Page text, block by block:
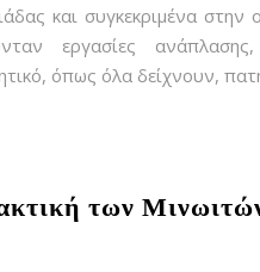
και συγκεκριμένα στην
εργασίες
όπως όλα δείχνουν,
των